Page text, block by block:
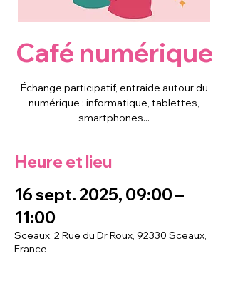
Café numérique
Échange participatif, entraide autour du
numérique : informatique, tablettes,
smartphones...
Heure et lieu
16 sept. 2025, 09:00 –
11:00
Sceaux, 2 Rue du Dr Roux, 92330 Sceaux,
France